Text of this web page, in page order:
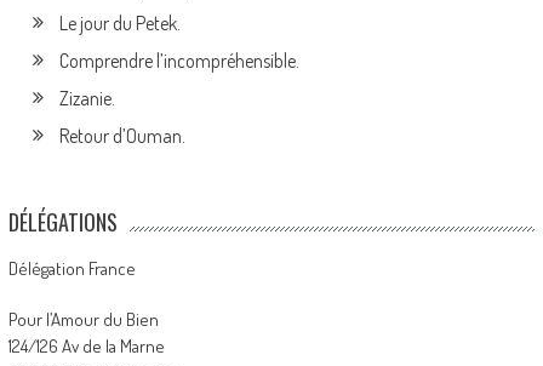
Le jour du Petek.
Comprendre l’incompréhensible.
Zizanie.
Retour d’Ouman.
DÉLÉGATIONS
Délégation France
Pour l’Amour du Bien
124/126 Av de la Marne